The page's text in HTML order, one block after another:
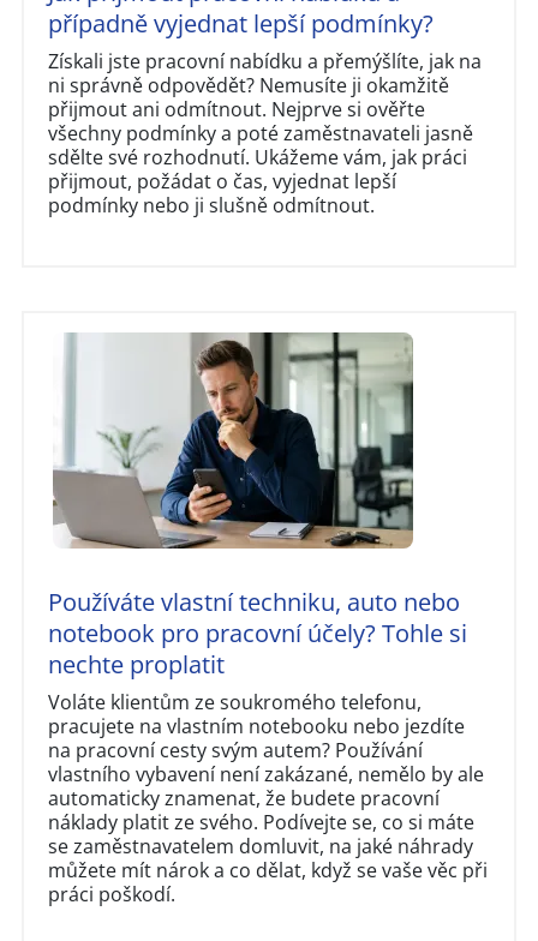
případně vyjednat lepší podmínky?
Získali jste pracovní nabídku a přemýšlíte, jak na
ni správně odpovědět? Nemusíte ji okamžitě
přijmout ani odmítnout. Nejprve si ověřte
všechny podmínky a poté zaměstnavateli jasně
sdělte své rozhodnutí. Ukážeme vám, jak práci
přijmout, požádat o čas, vyjednat lepší
podmínky nebo ji slušně odmítnout.
Používáte vlastní techniku, auto nebo
notebook pro pracovní účely? Tohle si
nechte proplatit
Voláte klientům ze soukromého telefonu,
pracujete na vlastním notebooku nebo jezdíte
na pracovní cesty svým autem? Používání
vlastního vybavení není zakázané, nemělo by ale
automaticky znamenat, že budete pracovní
náklady platit ze svého. Podívejte se, co si máte
se zaměstnavatelem domluvit, na jaké náhrady
můžete mít nárok a co dělat, když se vaše věc při
práci poškodí.